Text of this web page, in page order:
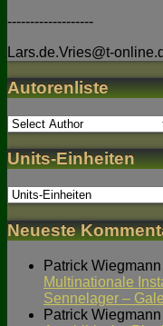
-------------------
Lars.de.Vries@t-
Autorenliste
Units-Einheiten
Neueste
Patrick Wiegmann
Multinationale
Sennelager –
Patrick Wiegmann